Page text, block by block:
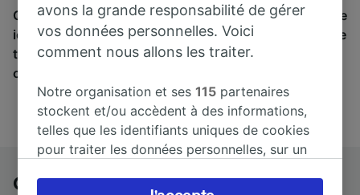
Qu’importe votre destination, votre voyage commence
ici. Nous collaborons avec plus de 170 compagnies de
train et de bus. Consultez et achetez vos billets sur
cette page.
Cannes—La Bocca à Paris Austerlitz
avons la grande responsabilité de gérer
vos données personnelles. Voici
comment nous allons les traiter.
Notre organisation et ses115 partenaires
stockent et/ou accèdent à des informations,
telles que les identifiants uniques de cookies
pour traiter les données personnelles, sur un
préférences, notamment en exerçant votre